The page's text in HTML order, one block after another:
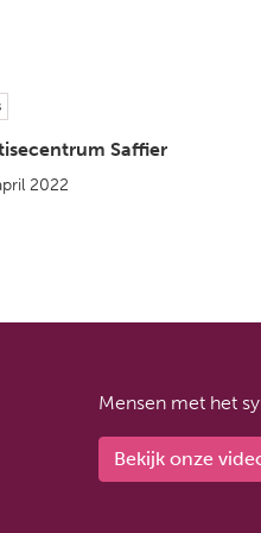
Saffier
2022
Mensen met het
Bekijk onze